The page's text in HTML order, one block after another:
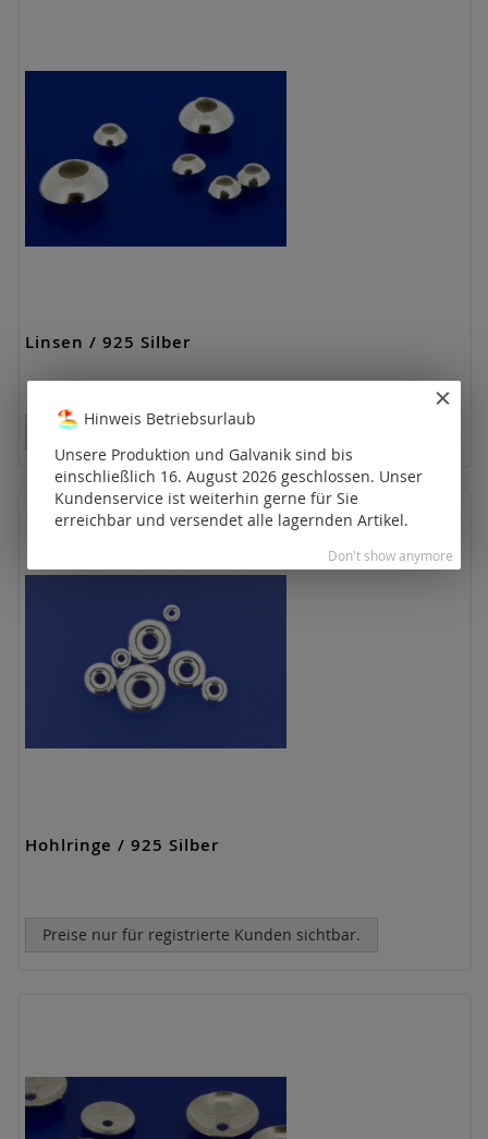
Linsen / 925 Silber
Preise nur für registrierte Kunden sichtbar.
Hohlringe / 925 Silber
Preise nur für registrierte Kunden sichtbar.
Hinweis Betriebsurlaub
Unsere Produktion und Galvanik sind bis
einschließlich 16. August 2026 geschlossen. Unser
Kundenservice ist weiterhin gerne für Sie
erreichbar und versendet alle lagernden Artikel.
Don't show anymore